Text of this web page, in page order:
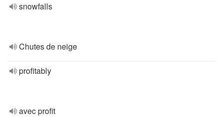
snowfalls
Chutes de neige
profitably
avec profit